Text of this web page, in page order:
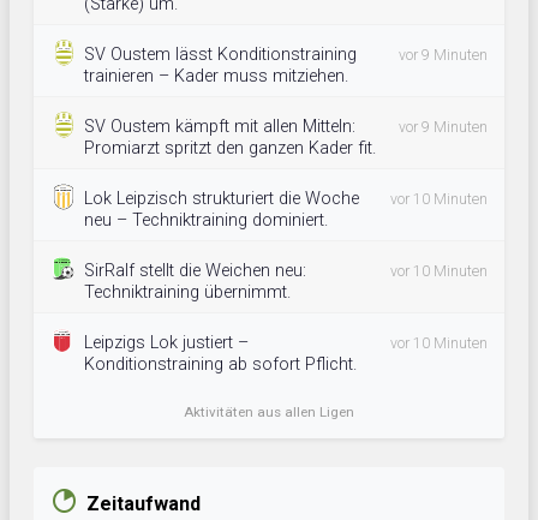
(Stärke) um.
SV Oustem lässt Konditionstraining
trainieren – Kader muss mitziehen.
vor 9 Minuten
SV Oustem kämpft mit allen Mitteln:
Promiarzt spritzt den ganzen Kader fit.
vor 9 Minuten
Lok Leipzisch strukturiert die Woche
neu – Techniktraining dominiert.
vor 10 Minuten
SirRalf stellt die Weichen neu:
Techniktraining übernimmt.
vor 10 Minuten
Leipzigs Lok justiert –
Konditionstraining ab sofort Pflicht.
vor 10 Minuten
Aktivitäten aus allen Ligen
Zeitaufwand